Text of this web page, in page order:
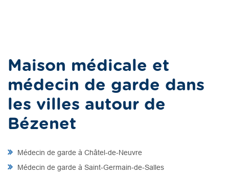
Maison médicale et
médecin de garde dans
les villes autour de
Bézenet
Médecin de garde à Châtel-de-Neuvre
Médecin de garde à Saint-Germain-de-Salles